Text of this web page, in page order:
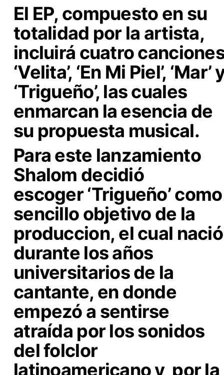
El EP, compuesto en su
totalidad por la artista,
incluirá cuatro
‘Velita’, ‘En Mi Piel’, ‘Mar’
‘Trigueño’, las cuales
enmarcan la esencia de
su propuesta musical.
Para este lanzamiento
Shalom decidió
escoger ‘Trigueño’ como
sencillo objetivo de la
produccion, el cual nació
durante los años
universitarios de la
cantante, en donde
empezó a sentirse
atraída por los sonidos
del folclor
latinoamericano y por la